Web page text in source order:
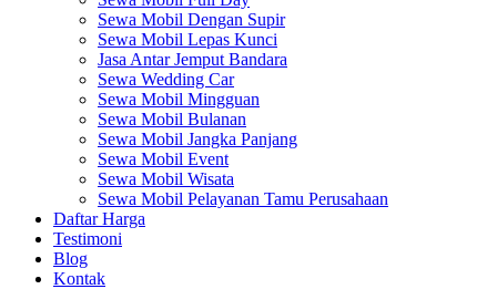
Sewa Mobil Dengan Supir
Sewa Mobil Lepas Kunci
Jasa Antar Jemput Bandara
Sewa Wedding Car
Sewa Mobil Mingguan
Sewa Mobil Bulanan
Sewa Mobil Jangka Panjang
Sewa Mobil Event
Sewa Mobil Wisata
Sewa Mobil Pelayanan Tamu Perusahaan
Daftar Harga
Testimoni
Blog
Kontak